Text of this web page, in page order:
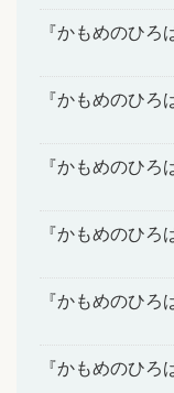
『かもめのひ
『かもめのひ
『かもめのひ
『かもめのひ
『かもめのひ
『かもめのひ